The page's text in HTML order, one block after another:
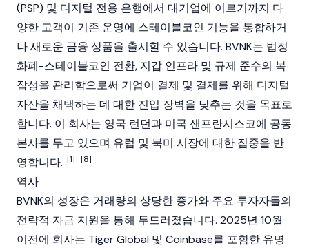
(PSP) 및 디지털 전용 은행에서 대기업에 이르기까지 다
양한 고객이 기존 운영에 스테이블코인 기능을 통합하거
나 새로운 금융 상품을 출시할 수 있습니다. BVNK는 법정
화폐-스테이블코인 전환, 지갑 인프라 및 규제 준수의 복
잡성을 관리함으로써 기업이 결제 및 결제를 위해 디지털
자산을 채택하는 데 대한 진입 장벽을 낮추는 것을 목표로
합니다. 이 회사는 영국 런던과 미국 샌프란시스코에 공동
본사를 두고 있으며 유럽 및 북미 시장에 대한 집중을 반
영합니다. [1] [8]
역사
BVNK의 성장은 거래량의 상당한 증가와 주요 투자자들의
전략적 자금 지원을 통해 두드러졌습니다. 2025년 10월
이전에 회사는 Tiger Global 및 Coinbase를 포함한 유명